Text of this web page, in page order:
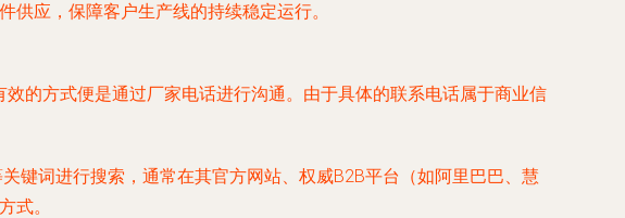
供应，保障客户生产线的持续稳定运行。
的方式便是通过厂家电话进行沟通。由于具体的联系电话属于商业信
键词进行搜索，通常在其官方网站、权威B2B平台（如阿里巴巴、慧
式。